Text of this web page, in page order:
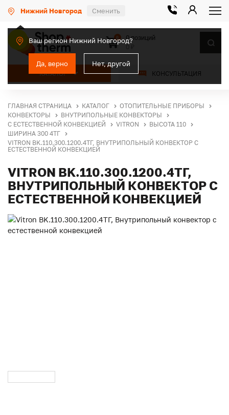
Нижний Новгород Сменить
Ваш регион Нижний Новгород?
Да, верно Нет, другой
КАТАЛОГ КОНСУЛЬТАЦИЯ
0
0 позиций
ГЛАВНАЯ СТРАНИЦА КАТАЛОГ
ОТОПИТЕЛЬНЫЕ ПРИБОРЫ
КОНВЕКТОРЫ
ВНУТРИПОЛЬНЫЕ КОНВЕКТОРЫ
С ЕСТЕСТВЕННОЙ КОНВЕКЦИЕЙ
VITRON
ВЫСОТА 110
ШИРИНА 300 4ТГ
VITRON BK.110.300.1200.4ТГ, ВНУТРИПОЛЬНЫЙ КОНВЕКТОР С
ЕСТЕСТВЕННОЙ КОНВЕКЦИЕЙ
VITRON BK.110.300.1200.4ТГ,
ВНУТРИПОЛЬНЫЙ КОНВЕКТОР С
ЕСТЕСТВЕННОЙ КОНВЕКЦИЕЙ